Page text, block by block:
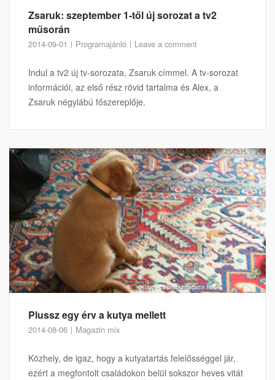
Zsaruk: szeptember 1-től új sorozat a tv2
műsorán
2014-09-01 Programajánló Leave a comment
Indul a tv2 új tv-sorozata, Zsaruk címmel. A tv-sorozat
információi, az első rész rövid tartalma és Alex, a
Zsaruk négylábú főszereplője.
Plussz egy érv a kutya mellett
2014-08-06 Magazin mix
Közhely, de igaz, hogy a kutyatartás felelősséggel jár,
ezért a megfontolt családokon belül sokszor heves vitát